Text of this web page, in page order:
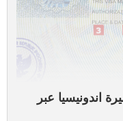
اندونيسيا عبر